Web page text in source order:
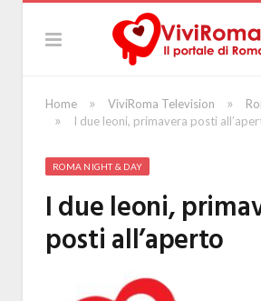
Home » ViviRoma Television »
» I due leoni, primavera posti
ROMA NIGHT & DAY
I due leoni,
posti all’aperto